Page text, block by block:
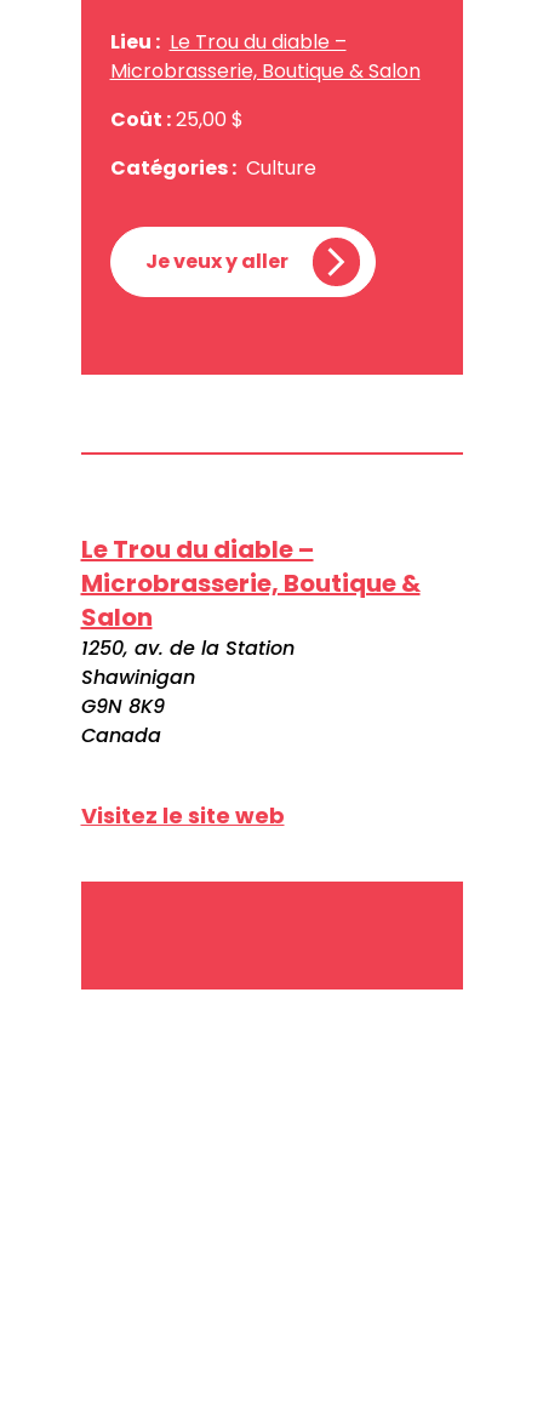
Lieu : Le Trou du diable –
Microbrasserie, Boutique & Salon
Coût :25,00 $
Catégories : Culture
Je veux y aller
Le Trou du diable –
Microbrasserie, Boutique &
Salon
1250, av. de la Station
Shawinigan
G9N 8K9
Canada
Visitez le site web